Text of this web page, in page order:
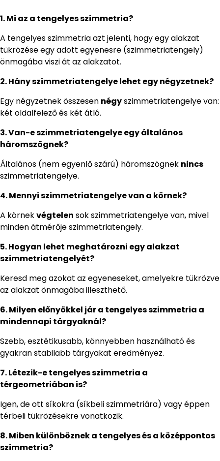
1. Mi az a tengelyes szimmetria?
A tengelyes szimmetria azt jelenti, hogy egy alakzat
tükrözése egy adott egyenesre (szimmetriatengely)
önmagába viszi át az alakzatot.
2. Hány szimmetriatengelye lehet egy négyzetnek?
Egy négyzetnek összesen négyszimmetriatengelye van:
két oldalfelező és két átló.
3. Van-e szimmetriatengelye egy általános
háromszögnek?
Általános (nem egyenlő szárú) háromszögnek nincs
szimmetriatengelye.
4. Mennyi szimmetriatengelye van a körnek?
A körnekvégtelen sok szimmetriatengelye van, mivel
minden átmérője szimmetriatengely.
5. Hogyan lehet meghatározni egy alakzat
szimmetriatengelyét?
Keresd meg azokat az egyeneseket, amelyekre tükrözve
az alakzat önmagába illeszthető.
6. Milyen előnyökkel jár a tengelyes szimmetria a
mindennapi tárgyaknál?
Szebb, esztétikusabb, könnyebben használható és
gyakran stabilabb tárgyakat eredményez.
7. Létezik-e tengelyes szimmetria a
térgeometriában is?
Igen, de ott síkokra (síkbeli szimmetriára) vagy éppen
térbeli tükrözésekre vonatkozik.
8. Miben különböznek a tengelyes és a középpontos
szimmetria?